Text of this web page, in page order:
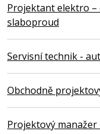
Projektant elektro –
slaboproud
Servisní technik -
Obchodně
Projektový manažer